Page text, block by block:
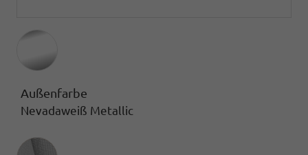
Außenfarbe
Nevadaweiß Metallic
Innenausstattung